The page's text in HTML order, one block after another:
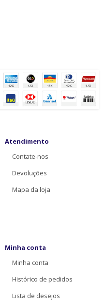
Atendimento
Contate-nos
Devoluções
Mapa da loja
Minha conta
Minha conta
Histórico de pedidos
Lista de desejos